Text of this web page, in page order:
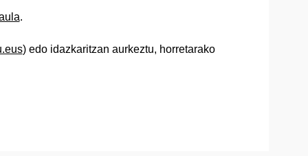
.
) edo idazkaritzan aurkeztu, horretarako